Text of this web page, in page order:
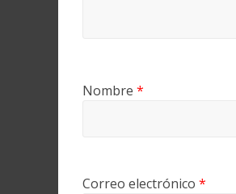
Nombre *
Correo electrónico *